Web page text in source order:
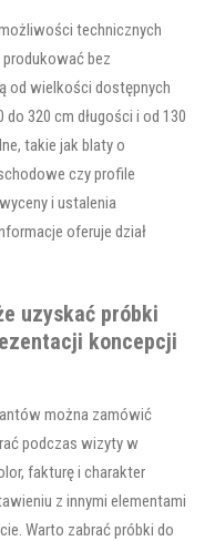
technicznych
produkować bez
od wielkości dostępnych
320 cm długości i od 130
takie jak blaty o
czy profile
i ustalenia
oferuje dział
uzyskać próbki
koncepcji
można zamówić
podczas wizyty w
fakturę i charakter
z innymi elementami
Warto zabrać próbki do